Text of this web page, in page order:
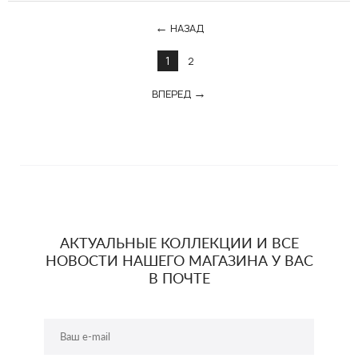
НАЗАД
1 2
ВПЕРЕД
АКТУАЛЬНЫЕ КОЛЛЕКЦИИ И ВСЕ
НОВОСТИ НАШЕГО МАГАЗИНА У ВАС
В ПОЧТЕ